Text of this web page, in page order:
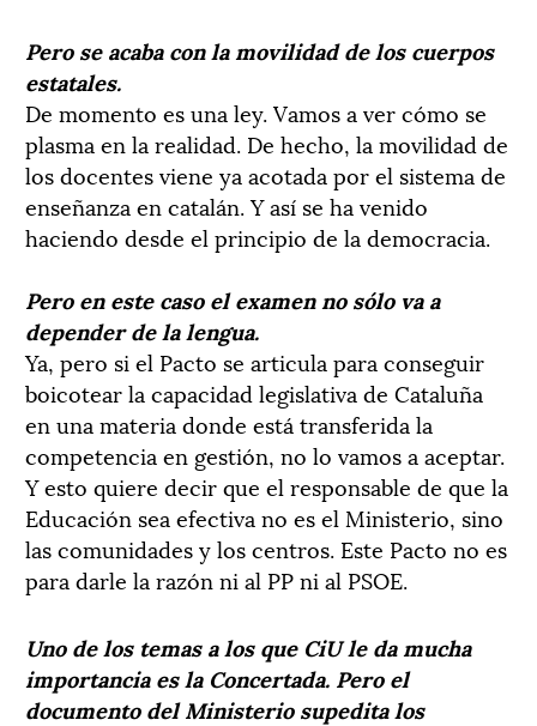
Pero se acaba con la movilidad de los cuerpos
estatales.
De momento es una ley. Vamos a ver cómo se
plasma en la realidad. De hecho, la movilidad de
los docentes viene ya acotada por el sistema de
enseñanza en catalán. Y así se ha venido
haciendo desde el principio de la democracia.
Pero en este caso el examen no sólo va a
depender de la lengua.
Ya, pero si el Pacto se articula para conseguir
boicotear la capacidad legislativa de Cataluña
en una materia donde está transferida la
competencia en gestión, no lo vamos a aceptar.
Y esto quiere decir que el responsable de que la
Educación sea efectiva no es el Ministerio, sino
las comunidades y los centros. Este Pacto no es
para darle la razón ni al PP ni al PSOE.
Uno de los temas a los que CiU le da mucha
importancia es la Concertada. Pero el
documento del Ministerio supedita los